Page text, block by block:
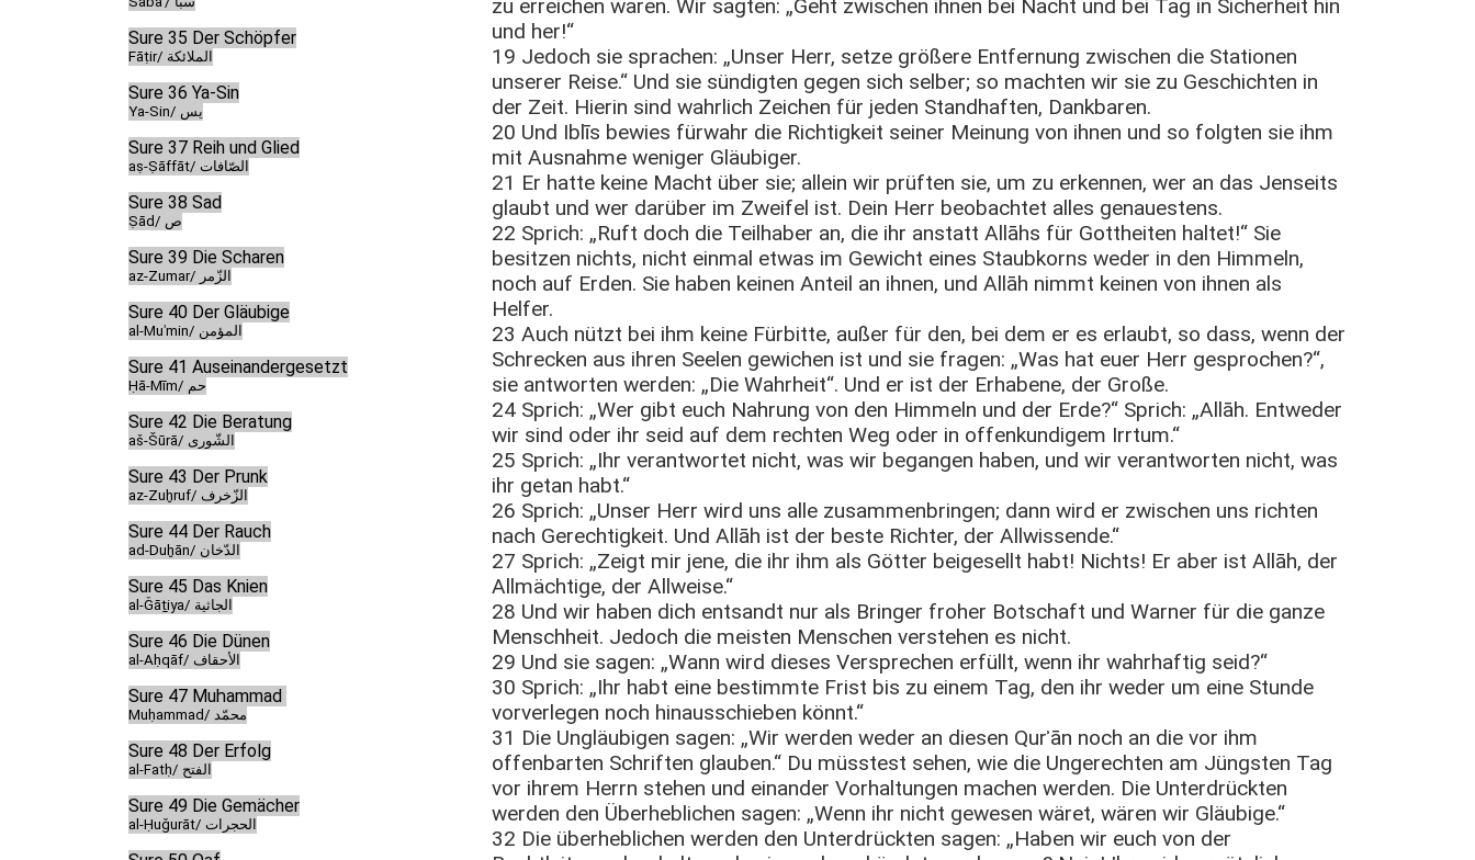
Sure 35 Der Schöpfer
Fāṭir/ الملائكة
Sure 36 Ya-Sin
Ya-Sin/ يس
Sure 37 Reih und Glied
aṣ-Ṣāffāt/ الصّافات
Sure 38 Sad
Ṣād/ ص
Sure 39 Die Scharen
az-Zumar/ الزّمر
Sure 40 Der Gläubige
al-Muʾmin/ المؤمن
Sure 41 Auseinandergesetzt
Ḥā-Mīm/ حم
Sure 42 Die Beratung
aš-Šūrā/ الشّورى
Sure 43 Der Prunk
az-Zuḫruf/ الزّخرف
Sure 44 Der Rauch
ad-Duḫān/ الدّخان
Sure 45 Das Knien
al-Ǧāṯiya/ الجاثية
Sure 46 Die Dünen
al-Aḥqāf/ الأحقاف
Sure 47 Muḥammad
Muḥammad/ محمّد
Sure 48 Der Erfolg
al-Fatḥ/ الفتح
Sure 49 Die Gemächer
al-Ḥuǧurāt/ الحجرات
zu erreichen waren. Wir sagten: „Geht zwischen ihnen bei Nacht und bei Tag in Sicherheit hin
und her!“
19 Jedoch sie sprachen: „Unser Herr, setze größere Entfernung zwischen die Stationen
unserer Reise.“ Und sie sündigten gegen sich selber; so machten wir sie zu Geschichten in
der Zeit. Hierin sind wahrlich Zeichen für jeden Standhaften, Dankbaren.
20 Und Iblīs bewies fürwahr die Richtigkeit seiner Meinung von ihnen und so folgten sie ihm
mit Ausnahme weniger Gläubiger.
21 Er hatte keine Macht über sie; allein wir prüften sie, um zu erkennen, wer an das Jenseits
glaubt und wer darüber im Zweifel ist. Dein Herr beobachtet alles genauestens.
22 Sprich: „Ruft doch die Teilhaber an, die ihr anstatt Allāhs für Gottheiten haltet!“ Sie
besitzen nichts, nicht einmal etwas im Gewicht eines Staubkorns weder in den Himmeln,
noch auf Erden. Sie haben keinen Anteil an ihnen, und Allāh nimmt keinen von ihnen als
Helfer.
23 Auch nützt bei ihm keine Fürbitte, außer für den, bei dem er es erlaubt, so dass, wenn der
Schrecken aus ihren Seelen gewichen ist und sie fragen: „Was hat euer Herr gesprochen?“,
sie antworten werden: „Die Wahrheit“. Und er ist der Erhabene, der Große.
24 Sprich: „Wer gibt euch Nahrung von den Himmeln und der Erde?“ Sprich: „Allāh. Entweder
wir sind oder ihr seid auf dem rechten Weg oder in offenkundigem Irrtum.“
25 Sprich: „Ihr verantwortet nicht, was wir begangen haben, und wir verantworten nicht, was
ihr getan habt.“
26 Sprich: „Unser Herr wird uns alle zusammenbringen; dann wird er zwischen uns richten
nach Gerechtigkeit. Und Allāh ist der beste Richter, der Allwissende.“
27 Sprich: „Zeigt mir jene, die ihr ihm als Götter beigesellt habt! Nichts! Er aber ist Allāh, der
Allmächtige, der Allweise.“
28 Und wir haben dich entsandt nur als Bringer froher Botschaft und Warner für die ganze
Menschheit. Jedoch die meisten Menschen verstehen es nicht.
29 Und sie sagen: „Wann wird dieses Versprechen erfüllt, wenn ihr wahrhaftig seid?“
30 Sprich: „Ihr habt eine bestimmte Frist bis zu einem Tag, den ihr weder um eine Stunde
vorverlegen noch hinausschieben könnt.“
31 Die Ungläubigen sagen: „Wir werden weder an diesen Qurʾān noch an die vor ihm
offenbarten Schriften glauben.“ Du müsstest sehen, wie die Ungerechten am Jüngsten Tag
vor ihrem Herrn stehen und einander Vorhaltungen machen werden. Die Unterdrückten
werden den Überheblichen sagen: „Wenn ihr nicht gewesen wäret, wären wir Gläubige.“
32 Die überheblichen werden den Unterdrückten sagen: „Haben wir euch von der